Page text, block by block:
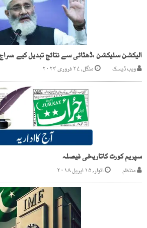
الیکشن سلیکشن ،ڈھٹائی سے نتائج تبدیل کیے
ویب ڈیسک منگل, ۲۷ فروری ۲۰۲۴
سپریم کورٹ کاتاریخی فیصلہ
منتظم اتوار, ۱۵ اپریل ۲۰۱۸